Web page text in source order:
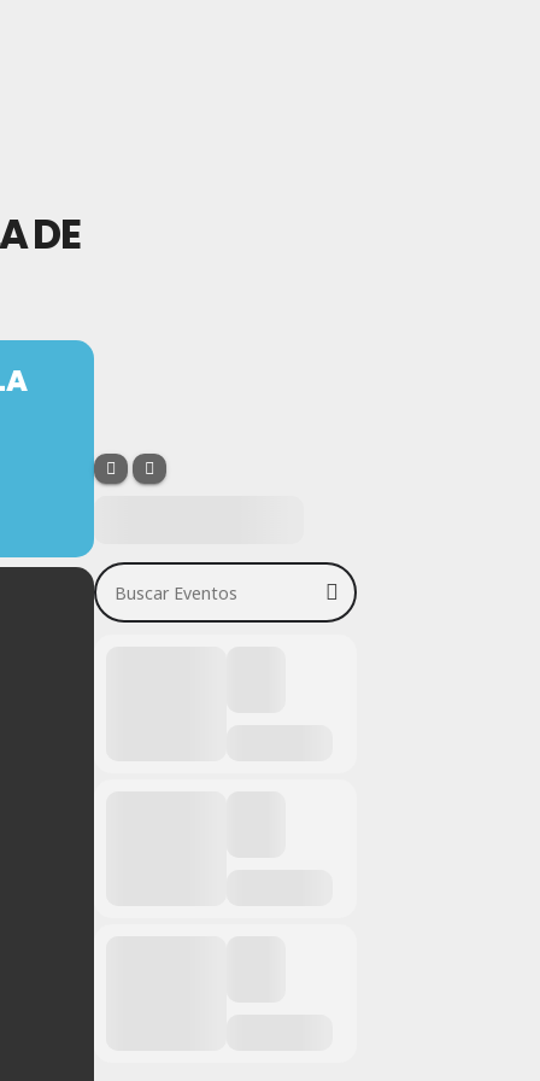
DE
Buscar Eventos